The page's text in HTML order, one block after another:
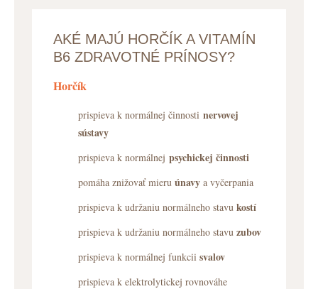
AKÉ MAJÚ HORČÍK A VITAMÍN
B6 ZDRAVOTNÉ PRÍNOSY?
Horčík
prispieva k normálnej činnosti nervovej
sústavy
prispieva k normálnej psychickej činnosti
pomáha znižovať mieru únavy a vyčerpania
prispieva k udržaniu normálneho stavu kostí
prispieva k udržaniu normálneho stavu zubov
prispieva k normálnej funkcii svalov
prispieva k elektrolytickej rovnováhe